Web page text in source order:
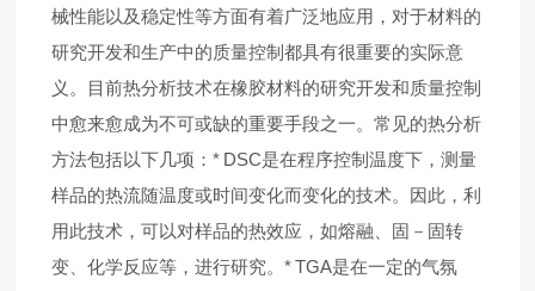
械性能以及稳定性等方面有着广泛地应用，对于材料的
研究开发和生产中的质量控制都具有很重要的实际意
义。目前热分析技术在橡胶材料的研究开发和质量控制
中愈来愈成为不可或缺的重要手段之一。常见的热分析
方法包括以下几项：* DSC是在程序控制温度下，测量
样品的热流随温度或时间变化而变化的技术。因此，利
用此技术，可以对样品的热效应，如熔融、固－固转
变、化学反应等，进行研究。* TGA是在一定的气氛